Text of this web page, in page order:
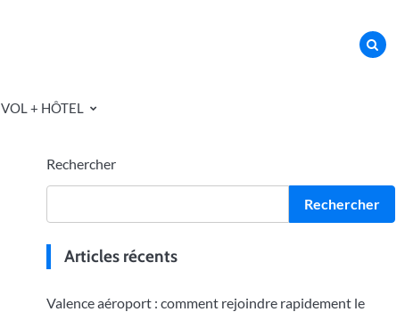
VOL + HÔTEL
Rechercher
Rechercher
Articles récents
Valence aéroport : comment rejoindre rapidement le